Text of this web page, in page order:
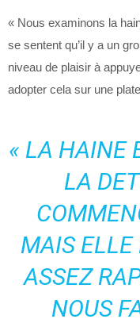
« Nous examinons la
se sentent qu’il y a un
niveau de plaisir à
adopter cela sur une
« LA HAINE
LA
MAIS ELLE
ASSEZ
NOUS